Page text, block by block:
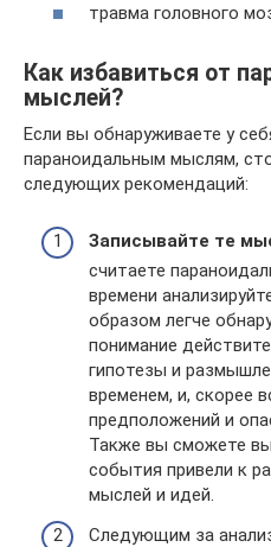
травма головного
Как избавиться от
мыслей?
Если вы обнаруживаете у
параноидальным мыслям,
следующих рекомендаций:
Записывайте те
считаете
времени
образом легче
понимание
гипотезы и
временем, и, скорее
предположений и
Также вы сможете
события привели к
мыслей и идей.
Следующим за